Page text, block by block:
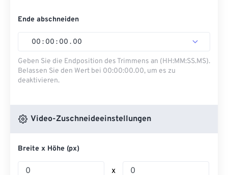
Ende abschneiden
00 : 00 : 00 . 00
Geben Sie die Endposition des Trimmens an (HH:MM:SS.MS).
Belassen Sie den Wert bei 00:00:00.00, um es zu
deaktivieren.
Video-Zuschneideeinstellungen
Breite x Höhe (px)
x